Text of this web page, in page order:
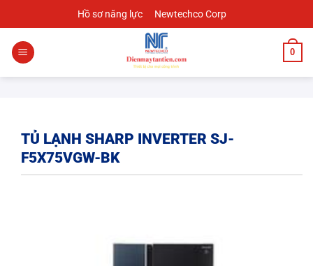
đến
nội
dung
Hồ sơ năng lực Newtechco Corp
0
TỦ LẠNH SHARP INVERTER SJ-
F5X75VGW-BK